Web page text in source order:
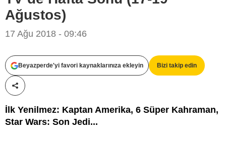
Ağustos)
17 Ağu 2018 - 09:46
Beyazperde'yi favori kaynaklarınıza ekleyin Bizi takip edin
Paylaş!
İlk Yenilmez: Kaptan Amerika, 6 Süper Kahraman,
Star Wars: Son Jedi...